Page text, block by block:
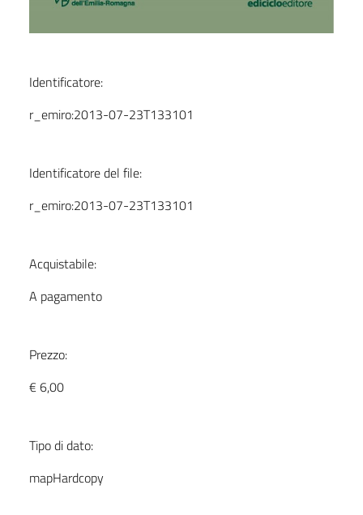
Identificatore:
r_emiro:2013-07-23T133101
Identificatore del file:
r_emiro:2013-07-23T133101
Acquistabile:
A pagamento
Prezzo:
€ 6,00
Tipo di dato:
mapHardcopy